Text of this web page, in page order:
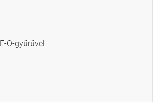
O-gyűrűvel